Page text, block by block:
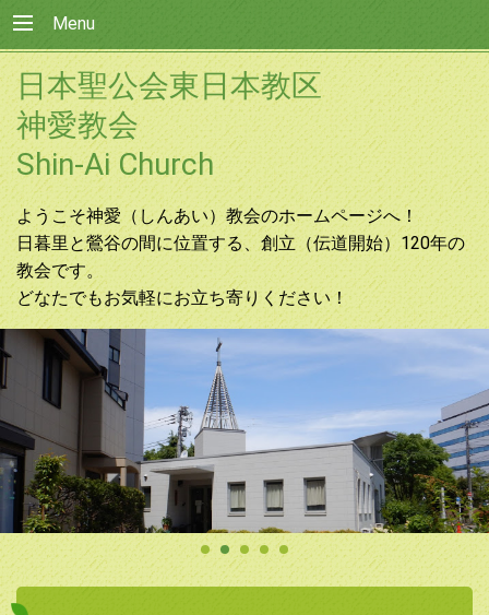
Menu
日本聖公会東日本教区
神愛教会
Shin-Ai Church
ようこそ神愛（しんあい）教会のホームページへ！
日暮里と鶯谷の間に位置する、創立（伝道開始）120年の
教会です。
どなたでもお気軽にお立ち寄りください！